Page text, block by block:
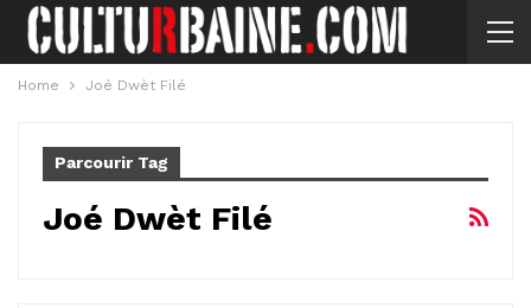
Home Joé Dwèt Filé
Parcourir Tag
Joé Dwèt Filé